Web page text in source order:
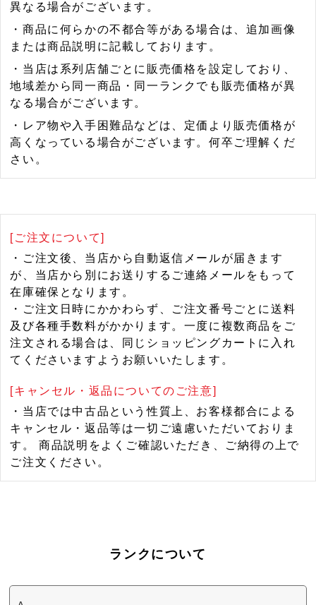
異なる場合がございます。
・商品に何らかの不都合等がある場合は、追加画像
または商品説明に記載しております。
・当店は系列店舗ごとに販売価格を設定しており、
地域差から同一商品・同一ランクでも販売価格が異
なる場合がございます。
・レア物や入手困難品などは、定価より販売価格が
高くなっている場合がございます。何卒ご理解くだ
さい。
[ご注文について]
・ご注文後、当店から自動返信メールが届きます
が、当店から別にお送りするご連絡メールをもって
在庫確保となります。
・ご注文日時にかかわらず、ご注文番号ごとに送料
及び各種手数料がかかります。一度に複数商品をご
注文される場合は、同じショッピングカートに入れ
てくださいますようお願いいたします。
[キャンセル・返品についてのご注意]
・当店では中古品という性質上、お客様都合による
キャンセル・返品等は一切ご遠慮いただいておりま
す。 商品説明をよくご確認いただき、ご納得の上で
ご注文ください。
ランクについて